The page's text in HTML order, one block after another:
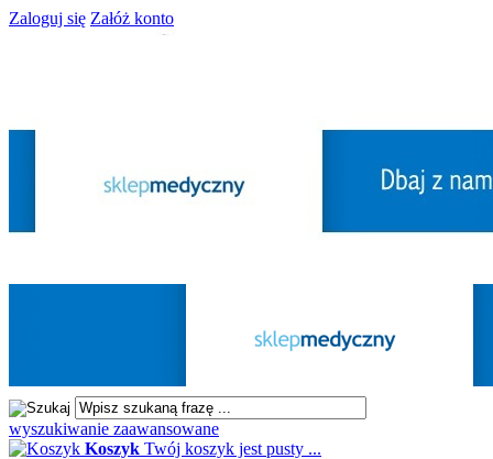
Zaloguj się Załóż konto
wyszukiwanie zaawansowane
Koszyk Twój koszyk jest pusty ...